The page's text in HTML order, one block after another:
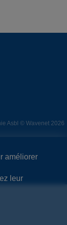
améliorer
leur
Asbl © Wavenet 2026